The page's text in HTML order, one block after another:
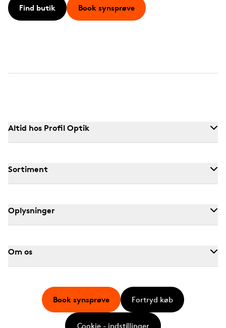
Find butik Book synsprøve
Altid hos Profil Optik
Sortiment
Oplysninger
Om os
Book synsprøve Fortryd køb
Cookie - indstillinger